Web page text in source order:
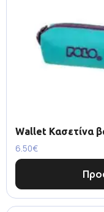
Wallet Κασετίνα
6.50€